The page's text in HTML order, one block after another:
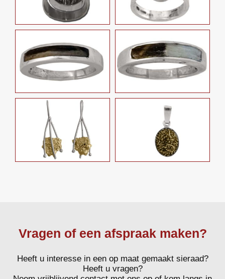
Vragen of een afspraak maken?
Heeft u interesse in een op maat gemaakt sieraad?
Heeft u vragen?